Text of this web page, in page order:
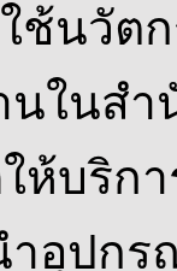
ช้นวัต
นในสำ
ห้บริกา
อุปกร